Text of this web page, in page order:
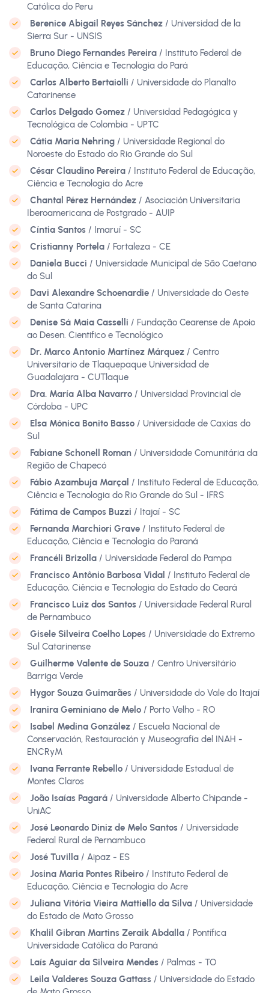
Católica do Peru
Berenice Abigail Reyes Sánchez / Universidad de la
Sierra Sur - UNSIS
Bruno Diego Fernandes Pereira / Instituto Federal de
Educação, Ciência e Tecnologia do Pará
Carlos Alberto Bertaiolli / Universidade do Planalto
Catarinense
Carlos Delgado Gomez / Universidad Pedagógica y
Tecnológica de Colombia - UPTC
Cátia Maria Nehring / Universidade Regional do
Noroeste do Estado do Rio Grande do Sul
César Claudino Pereira / Instituto Federal de Educação,
Ciência e Tecnologia do Acre
Chantal Pérez Hernández / Asociación Universitaria
Iberoamericana de Postgrado - AUIP
Cíntia Santos / Imaruí - SC
Cristianny Portela / Fortaleza - CE
Daniela Bucci / Universidade Municipal de São Caetano
do Sul
Davi Alexandre Schoenardie / Universidade do Oeste
de Santa Catarina
Denise Sá Maia Casselli / Fundação Cearense de Apoio
ao Desen. Cientifico e Tecnológico
Dr. Marco Antonio Martínez Márquez / Centro
Universitario de Tlaquepaque Universidad de
Guadalajara - CUTlaque
Dra. María Alba Navarro / Universidad Provincial de
Córdoba - UPC
Elsa Mónica Bonito Basso / Universidade de Caxias do
Sul
Fabiane Schonell Roman / Universidade Comunitária da
Região de Chapecó
Fábio Azambuja Marçal / Instituto Federal de Educação,
Ciência e Tecnologia do Rio Grande do Sul - IFRS
Fátima de Campos Buzzi / Itajaí - SC
Fernanda Marchiori Grave / Instituto Federal de
Educação, Ciência e Tecnologia do Paraná
Francéli Brizolla / Universidade Federal do Pampa
Francisco Antônio Barbosa Vidal / Instituto Federal de
Educação, Ciência e Tecnologia do Estado do Ceará
Francisco Luiz dos Santos / Universidade Federal Rural
de Pernambuco
Gisele Silveira Coelho Lopes / Universidade do Extremo
Sul Catarinense
Guilherme Valente de Souza / Centro Universitário
Barriga Verde
Hygor Souza Guimarães / Universidade do Vale do Itajaí
Iranira Geminiano de Melo / Porto Velho - RO
Isabel Medina González / Escuela Nacional de
Conservación, Restauración y Museografía del INAH -
ENCRyM
Ivana Ferrante Rebello / Universidade Estadual de
Montes Claros
João Isaías Pagará / Universidade Alberto Chipande -
UniAC
José Leonardo Diniz de Melo Santos / Universidade
Federal Rural de Pernambuco
José Tuvilla / Aipaz - ES
Josina Maria Pontes Ribeiro / Instituto Federal de
Educação, Ciência e Tecnologia do Acre
Juliana Vitória Vieira Mattiello da Silva / Universidade
do Estado de Mato Grosso
Khalil Gibran Martins Zeraik Abdalla / Pontífica
Universidade Católica do Paraná
Laís Aguiar da Silveira Mendes / Palmas - TO
Leila Valderes Souza Gattass / Universidade do Estado